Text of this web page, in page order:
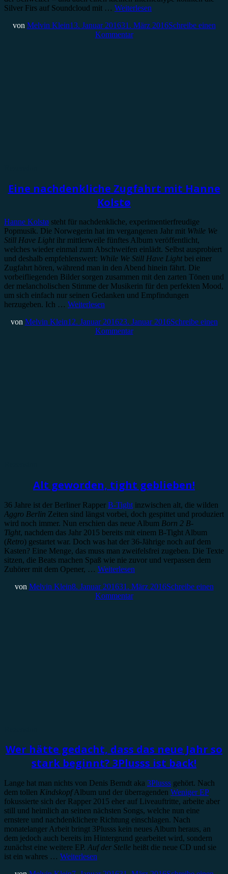
Silver Firs auf Soundcloud mit … Weiterlesen
von Melvin Klein13. Januar 201631. März 2016Schreibe einen
Kommentar
Eine nachdenkliche Zugfahrt mit Hanne
Kolstø
Hanne Kolstø steht für nachdenkliche, experimentierfreudige
Popmusik. Die Norwegerin hat im vergangenen Jahr mit While We
Still Have Lightihr mittlerweile fünftes Album veröffentlicht,
welches wieder einmal zum Abschweifen einlädt. Selbst ausprobiert
und deshalb empfehlenswert: While We Still Have Lightbei einer
Zugfahrt hören, während man in den Abend hinein fährt. Die
vorbeifliegenden Bilder sorgen zusammen mit den zarten Tönen und
der melancholischen Stimme der Musikerin für den perfekten Mood,
um sich einfach nur seinen Gedanken und Empfindungen
herzugeben. Ich … Weiterlesen
von Melvin Klein12. Januar 201623. Januar 2016Schreibe einen
Kommentar
Alt geworden, tight geblieben!
36 Jahre ist der Berliner Rapper B-Tight inzwischen alt, die wilden
Aggro Berlin Zeiten sind längst vorbei, doch gespittet und produziert
wird noch immer. Nun erschien das neue Album Born 2 B-
Tight, nachdem das Jahr 2015 bereits mit einem B-Tight Album
(Retro) gestartet war. Doch was hat der 36-Jährige noch auf dem
Kasten? Eine Menge, das muss man zweifelsfrei zugeben. Die Texte
sitzen, die Beats machen Spaß wie nie zuvor und verpassen dem
Zuhörer mit dem Opener, … Weiterlesen
von Melvin Klein8. Januar 201631. März 2016Schreibe einen
Kommentar
Wer hätte gedacht, dass das neue Jahr so
stark beginnt? 3Plusss ist back!
Lange hat man nichts von Denis Berndt aka 3Plusss gehört. Nach
dem tollen KindskopfAlbum und der überragenden Weniger EP
fokussierte sich der Rapper 2015 eher auf Liveauftritte, arbeite aber
still und heimlich an seinen nächsten Songs, welche nun eine
ernstere und nachdenklichere Richtung einschlagen. Nach
monatelanger Arbeit bringt 3Plusss kein neues Album heraus, an
dem jedoch auch bereits im Hintergrund gearbeitet wird, sondern
zunächst eine weitere EP. Auf der Stelle heißt die neue CD und sie
ist ein wahres … Weiterlesen